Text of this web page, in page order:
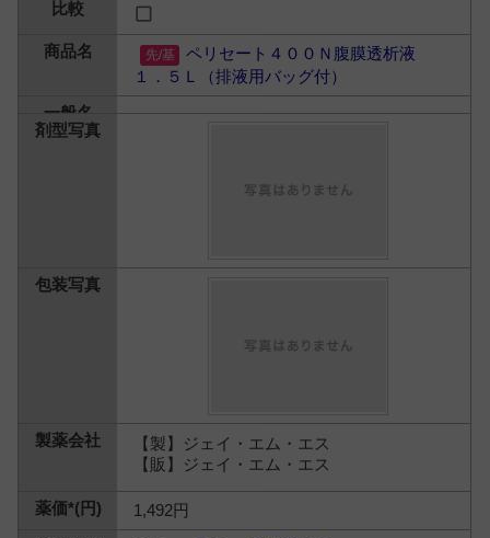
ペリセート４００Ｎ腹膜透析液
１．５Ｌ（排液用バッグ付）
【製】ジェイ・エム・エス
【販】ジェイ・エム・エス
1,492円